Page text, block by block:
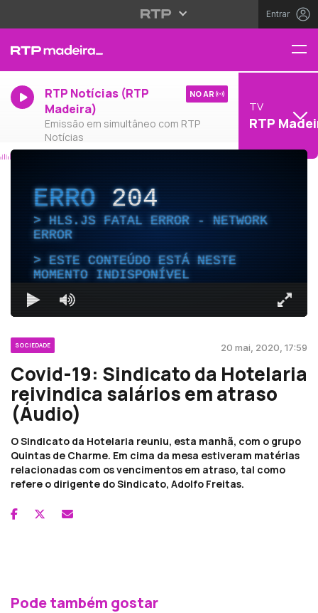
Entrar
RTP Notícias (RTP
Madeira)
Emissão em simultâneo com RTP
Notícias
NO AR
TV
RTP
ERRO204
HLS.JS FATAL ERROR - NETWORK
ERROR
ESTE CONTEÚDO ESTÁ NESTE
MOMENTO INDISPONÍVEL
SOCIEDADE 20 mai, 2020, 17:59
Covid-19: Sindicato da Hotelaria
reivindica salários em atraso
(Áudio)
O Sindicato da Hotelaria reuniu, esta manhã, com o grupo
Quintas de Charme. Em cima da mesa estiveram matérias
relacionadas com os vencimentos em atraso, tal como
refere o dirigente do Sindicato, Adolfo Freitas.
Pode também gostar